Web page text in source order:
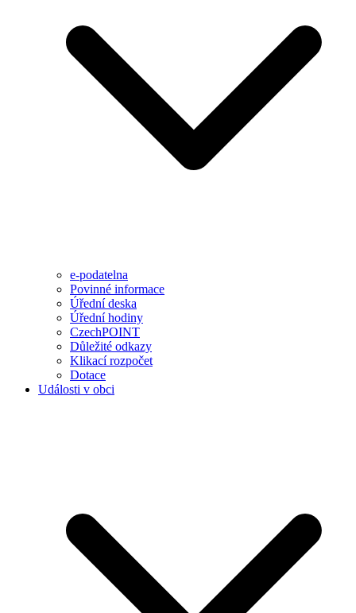
e-podatelna
Povinné informace
Úřední deska
Úřední hodiny
CzechPOINT
Důležité odkazy
Klikací rozpočet
Dotace
Události v obci